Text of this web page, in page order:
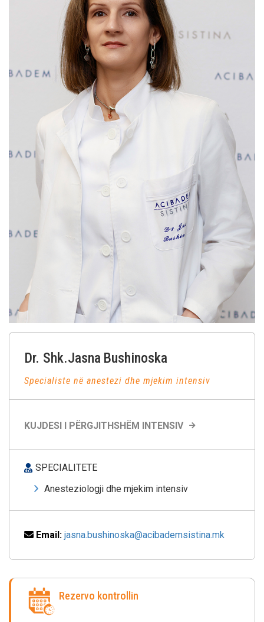
Dr. Shk.Jasna Bushinoska
Specialiste në anestezi dhe mjekim intensiv
KUJDESI I PËRGJITHSHËM INTENSIV
SPECIALITETE
Anesteziologji dhe mjekim intensiv
Email: jasna.bushinoska@acibademsistina.mk
Rezervo kontrollin